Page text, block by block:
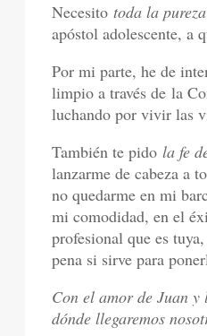
Necesitotoda la
apóstol adolescente, a
Por mi parte, he de
limpio a través de la
luchando por vivir las
También te pidola fe
lanzarme de cabeza a
no quedarme en mi
mi comodidad, en el
profesional que es
pena si sirve para
Con el amor de Juan y
dónde llegaremos